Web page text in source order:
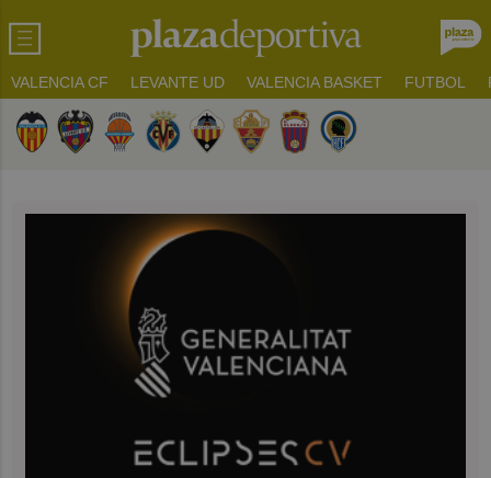
VALENCIA CF LEVANTE UD VALENCIA BASKET FUTBOL